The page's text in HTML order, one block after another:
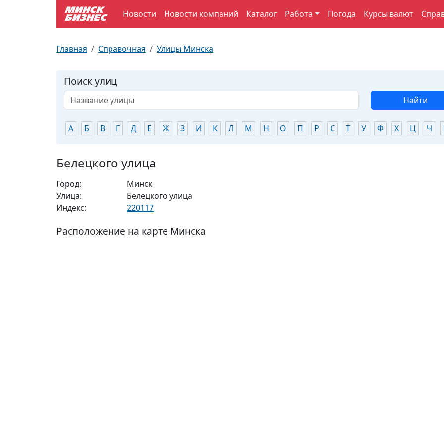
Новости Новости компаний Каталог Работа Погода Курсы валют
Главная Справочная Улицы Минска
Поиск улиц
Найти
А Б В Г Д Е Ж З И К Л М Н О П Р С Т У Ф Х Ц Ч
Белецкого улица
Город:
Минск
Улица:
Белецкого улица
Индекс:
220117
Расположение на карте Минска
Почтовые индексы
Документы для ЗАГСа